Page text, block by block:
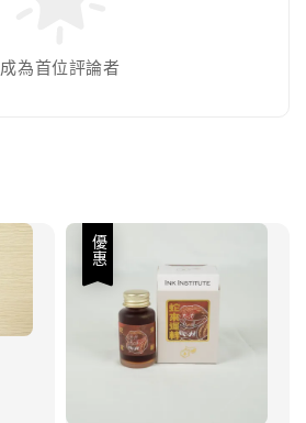
成為首位評論者
優惠